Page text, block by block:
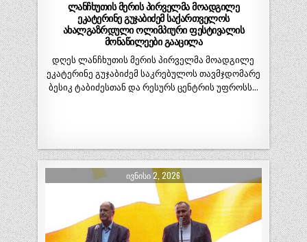
ლანჩხუთის მერის პირველმა მოადგილე
ეკატერინე გუჯაბიძემ საქართველოს
ახალგაზრდული ოლიმპიური ფესტივალის
მონაწილეები გააცილა
დღეს ლანჩხუთის მერის პირველმა მოადგილე
ეკატერინე გუჯაბიძემ საკრებულოს თავმჯდომარე
ბესიკ ტაბიძესთან და რესურს ცენტრის უფროსს…
ᲘᲕᲜᲘᲡᲘ 2, 2026